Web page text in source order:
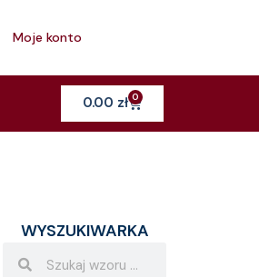
Moje konto
0.00 zł 0Cart
WYSZUKIWARKA